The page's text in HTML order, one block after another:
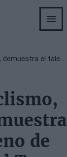
La estrella del ciclismo, Tadej Pogacar, demuestra el talento esloveno de Luka Doncic en el Tour de Francia
de